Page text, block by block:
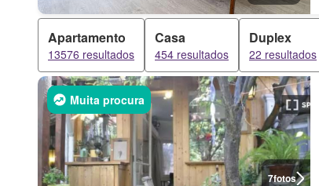
Apartamento
13576 resultados
Casa
454 resultados
Duplex
22 resultados
7fotos
Muita procura